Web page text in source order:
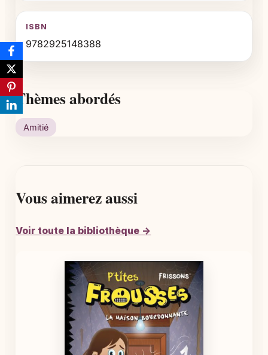
ISBN
9782925148388
Thèmes abordés
Amitié
Vous aimerez aussi
Voir toute la bibliothèque →